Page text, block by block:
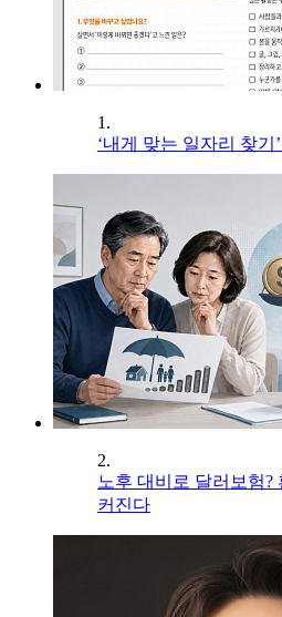
1.
‘내게 맞는 일자리 찾기
2.
노후 대비로 달러보험?
커진다